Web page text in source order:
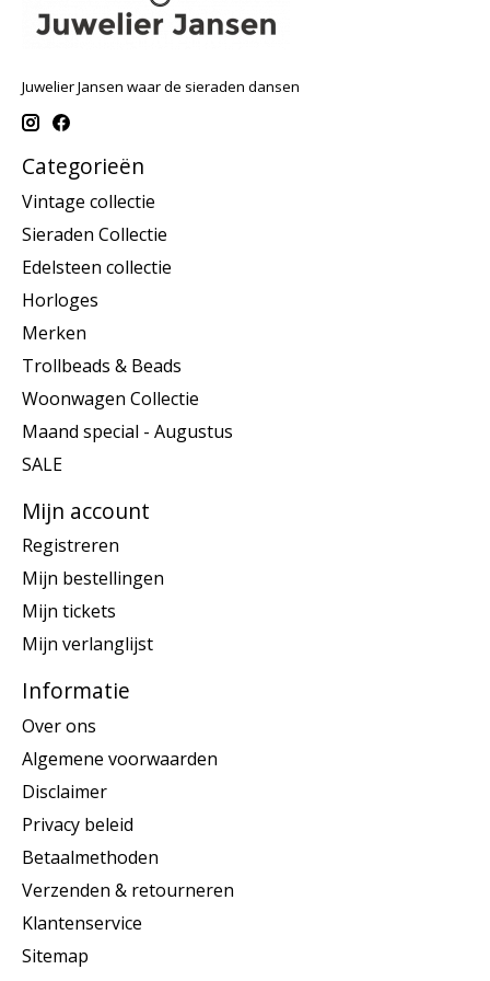
Juwelier Jansen waar de sieraden dansen
Categorieën
Vintage collectie
Sieraden Collectie
Edelsteen collectie
Horloges
Merken
Trollbeads & Beads
Woonwagen Collectie
Maand special - Augustus
SALE
Mijn account
Registreren
Mijn bestellingen
Mijn tickets
Mijn verlanglijst
Informatie
Over ons
Algemene voorwaarden
Disclaimer
Privacy beleid
Betaalmethoden
Verzenden & retourneren
Klantenservice
Sitemap